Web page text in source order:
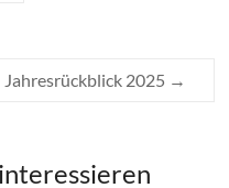
Jahresrückblick 2025 →